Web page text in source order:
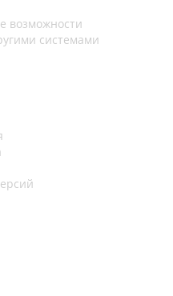
возможности
системами